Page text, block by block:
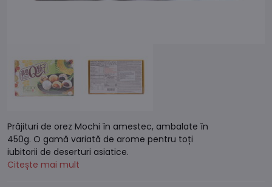
Prăjituri de orez Mochi în amestec, ambalate în
450g. O gamă variată de arome pentru toți
iubitorii de deserturi asiatice.
Citește mai mult